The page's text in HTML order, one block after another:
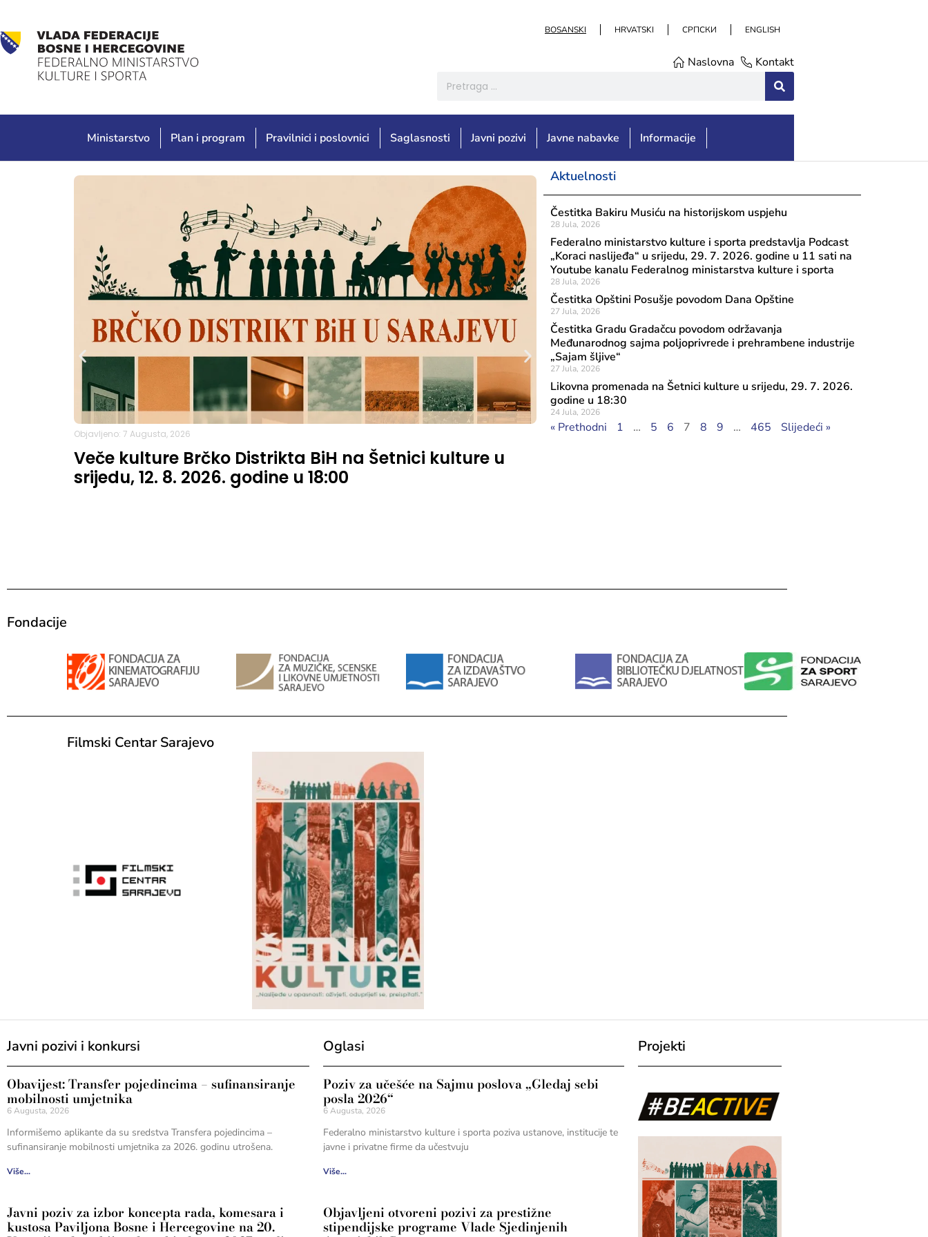
BOSANSKI HRVATSKI СРПСКИ ENGLISH
Naslovna Kontakt
Ministarstvo Plan i program Pravilnici i poslovnici Saglasnosti Javni pozivi Javne nabavke Informacije
Objavljeno: 7 Augusta, 2026
Veče kulture Brčko Distrikta BiH na Šetnici kulture u
srijedu, 12. 8. 2026. godine u 18:00
Objavljeno: 7 Augusta, 2026
Aktuelnosti
Čestitka Bakiru Musiću na historijskom uspjehu
28 Jula, 2026
Federalno ministarstvo kulture i sporta predstavlja Podcast
„Koraci naslijeđa“ u srijedu, 29. 7. 2026. godine u 11 sati na
Youtube kanalu Federalnog ministarstva kulture i sporta
28 Jula, 2026
Čestitka Opštini Posušje povodom Dana Opštine
27 Jula, 2026
Čestitka Gradu Gradačcu povodom održavanja
Međunarodnog sajma poljoprivrede i prehrambene industrije
„Sajam šljive“
27 Jula, 2026
Likovna promenada na Šetnici kulture u srijedu, 29. 7. 2026.
godine u 18:30
24 Jula, 2026
« Prethodni 1 … 5 6 7 8 9 … 465 Slijedeći »
Fondacije
Filmski Centar Sarajevo
Javni pozivi i konkursi
Obavijest: Transfer pojedincima – sufinansiranje
mobilnosti umjetnika
6 Augusta, 2026
Informišemo aplikante da su sredstva Transfera pojedincima –
sufinansiranje mobilnosti umjetnika za 2026. godinu utrošena.
Više...
Javni poziv za izbor koncepta rada, komesara i
kustosa Paviljona Bosne i Hercegovine na 20.
Oglasi
Poziv za učešće na Sajmu poslova „Gledaj sebi
posla 2026“
6 Augusta, 2026
Federalno ministarstvo kulture i sporta poziva ustanove, institucije te
javne i privatne firme da učestvuju
Više...
Objavljeni otvoreni pozivi za prestižne
stipendijske programe Vlade Sjedinjenih
Projekti